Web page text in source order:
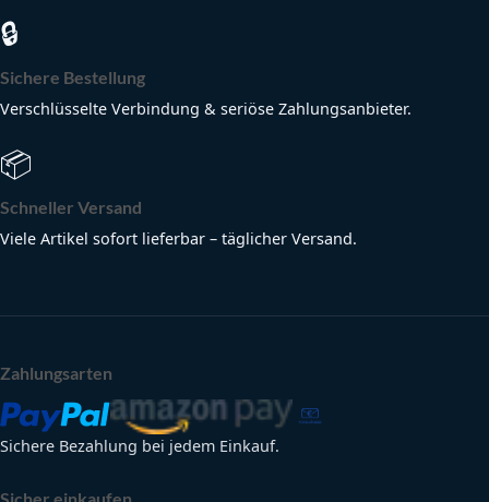
🔒
Sichere Bestellung
Verschlüsselte Verbindung & seriöse Zahlungsanbieter.
📦
Schneller Versand
Viele Artikel sofort lieferbar – täglicher Versand.
Zahlungsarten
Sichere Bezahlung bei jedem Einkauf.